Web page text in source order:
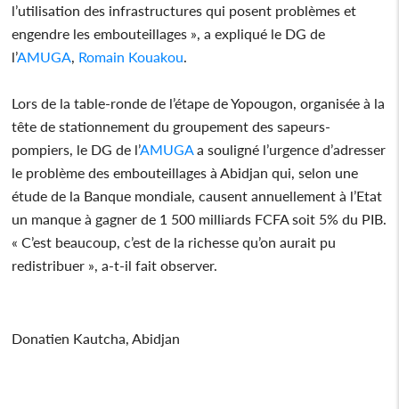
l’utilisation des infrastructures qui posent problèmes et
engendre les embouteillages », a expliqué le DG de
l’AMUGA, Romain Kouakou.
Lors de la table-ronde de l’étape de Yopougon, organisée à la
tête de stationnement du groupement des sapeurs-
pompiers, le DG de l’AMUGAa souligné l’urgence d’adresser
le problème des embouteillages à Abidjan qui, selon une
étude de la Banque mondiale, causent annuellement à l’Etat
un manque à gagner de 1 500 milliards FCFA soit 5% du PIB.
« C’est beaucoup, c’est de la richesse qu’on aurait pu
redistribuer », a-t-il fait observer.
Donatien Kautcha, Abidjan